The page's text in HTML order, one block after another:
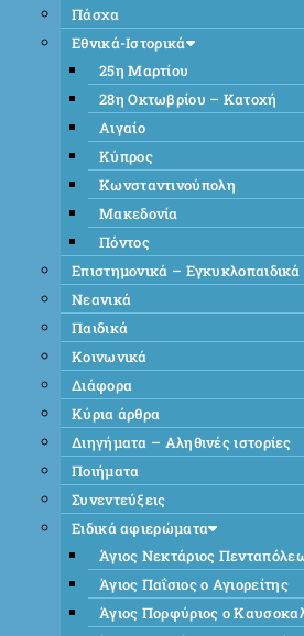
Πάσχα
Εθνικά-Ιστορικά
25η Μαρτίου
28η Οκτωβρίου – Κατοχή
Αιγαίο
Κύπρος
Κωνσταντινούπολη
Μακεδονία
Πόντος
Επιστημονικά – Εγκυκλοπαιδικά
Νεανικά
Παιδικά
Κοινωνικά
Διάφορα
Κύρια άρθρα
Διηγήματα – Αληθινές ιστορίες
Ποιήματα
Συνεντεύξεις
Ειδικά αφιερώματα
Άγιος Νεκτάριος
Άγιος Παΐσιος ο Αγιορείτης
Άγιος Πορφύριος ο